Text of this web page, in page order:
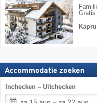
Gratis
Accommodatie zoeken
Inchecken – Uitchecken